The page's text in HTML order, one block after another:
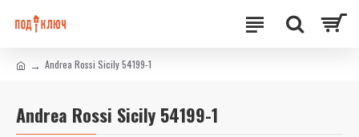
Andrea Rossi Sicily 54199-1
Andrea Rossi Sicily 54199-1